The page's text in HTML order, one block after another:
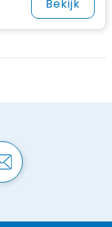
Bekijk